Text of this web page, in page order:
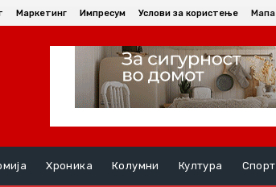
Маркетинг Импресум Услови за користење Мапа
Хроника Колумни Култура Спорт